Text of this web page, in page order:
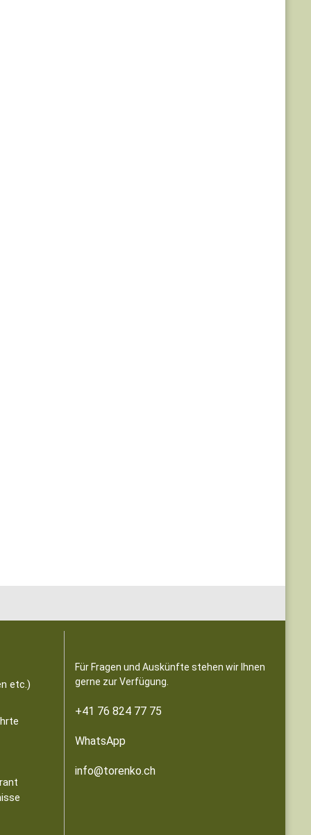
etc.)
Für Fragen und Auskünfte stehen wir Ihnen
gerne zur Verfügung.
+41 76 824 77 75
WhatsApp
info@torenko.ch